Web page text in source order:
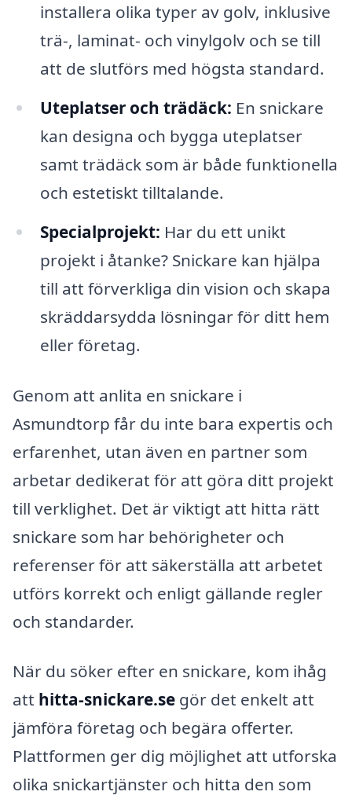
installera olika typer av golv, inklusive
trä-, laminat- och vinylgolv och se till
att de slutförs med högsta standard.
Uteplatser och trädäck: En snickare
kan designa och bygga uteplatser
samt trädäck som är både funktionella
och estetiskt tilltalande.
Specialprojekt: Har du ett unikt
projekt i åtanke? Snickare kan hjälpa
till att förverkliga din vision och skapa
skräddarsydda lösningar för ditt hem
eller företag.
Genom att anlita en snickare i
Asmundtorp får du inte bara expertis och
erfarenhet, utan även en partner som
arbetar dedikerat för att göra ditt projekt
till verklighet. Det är viktigt att hitta rätt
snickare som har behörigheter och
referenser för att säkerställa att arbetet
utförs korrekt och enligt gällande regler
och standarder.
När du söker efter en snickare, kom ihåg
att hitta-snickare.se gör det enkelt att
jämföra företag och begära offerter.
Plattformen ger dig möjlighet att utforska
olika snickartjänster och hitta den som